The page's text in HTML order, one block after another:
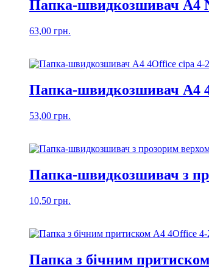
Папка-швидкозшивач А4
63,00 грн.
Папка-швидкозшивач А4
53,00 грн.
Папка-швидкозшивач з
10,50 грн.
Папка з бічним